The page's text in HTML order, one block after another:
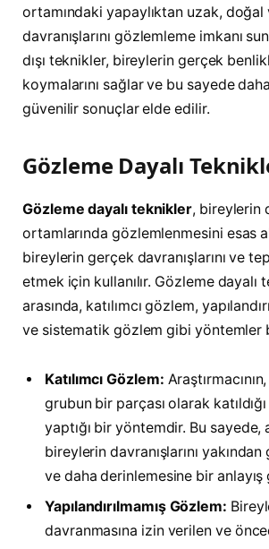
ortamındaki yapaylıktan uzak, doğal
davranışlarını gözlemleme imkanı
dışı teknikler, bireylerin gerçek
koymalarını sağlar ve bu sayede
güvenilir sonuçlar elde edilir.
Gözleme Dayalı
Gözleme dayalı teknikler, bireylerin
ortamlarında gözlemlenmesini esas
bireylerin gerçek davranışlarını ve
etmek için kullanılır. Gözleme dayalı
arasında, katılımcı gözlem,
ve sistematik gözlem gibi yöntemler
Katılımcı Gözlem:
grubun bir parçası olarak
yaptığı bir yöntemdir. Bu sayede,
bireylerin davranışlarını
ve daha derinlemesine bir
Yapılandırılmamış Gözlem:
davranmasına izin verilen ve